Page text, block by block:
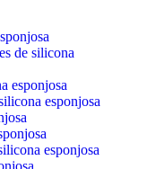
de silicona
esponjosa
esponjosa
esponjosa